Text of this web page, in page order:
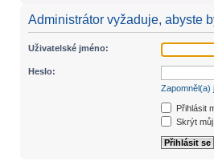
Administrátor vyžaduje, abyste
Uživatelské jméno:
Heslo:
Zapomněl(a)
Přihlásit
Skrýt